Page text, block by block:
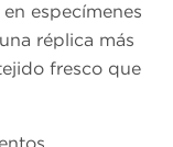
especímenes
réplica más
fresco que